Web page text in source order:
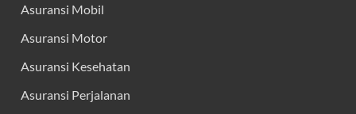
Asuransi Mobil
Asuransi Motor
Asuransi Kesehatan
Asuransi Perjalanan